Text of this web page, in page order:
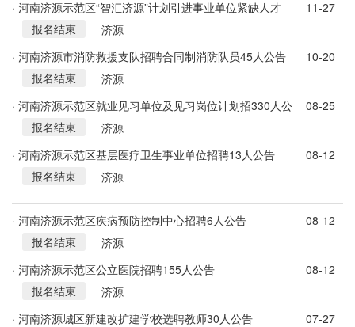
· 河南济源示范区“智汇济源”计划引进事业单位紧缺人才
100人公告
11-27
报名结束
济源
· 河南济源市消防救援支队招聘合同制消防队员45人公告
10-20
报名结束
济源
· 河南济源示范区就业见习单位及见习岗位计划招330人公
08-25
报名结束
济源
· 河南济源示范区基层医疗卫生事业单位招聘13人公告
08-12
报名结束
济源
· 河南济源示范区疾病预防控制中心招聘6人公告
08-12
报名结束
济源
· 河南济源示范区公立医院招聘155人公告
08-12
报名结束
济源
· 河南济源城区新建改扩建学校选聘教师30人公告
07-27